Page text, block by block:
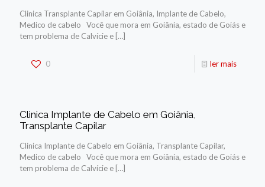
Clinica Transplante Capilar em Goiânia, Implante de Cabelo,
Medico de cabelo Você que mora em Goiânia, estado de Goiás e
tem problema de Calvície e […]
0 ler mais
Clinica Implante de Cabelo em Goiânia,
Transplante Capilar
Clinica Implante de Cabelo em Goiânia, Transplante Capilar,
Medico de cabelo Você que mora em Goiânia, estado de Goiás e
tem problema de Calvície e […]